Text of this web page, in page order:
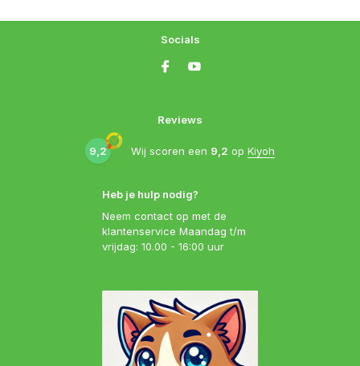
Heb je hulp nodig?
Neem contact op met de
klantenservice Maandag t/m
vrijdag: 10.00 - 16:00 uur
Reviews
9,2 Wij scoren een 9,2 op Kiyoh
Socials